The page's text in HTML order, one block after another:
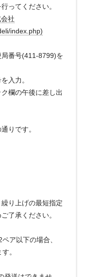
ってください。
社
index.php)
番号(411-8799)を
入力。
欄の午後に差し出
りです。
り上げの最短指定
了承ください。
ア以下の場合、
。